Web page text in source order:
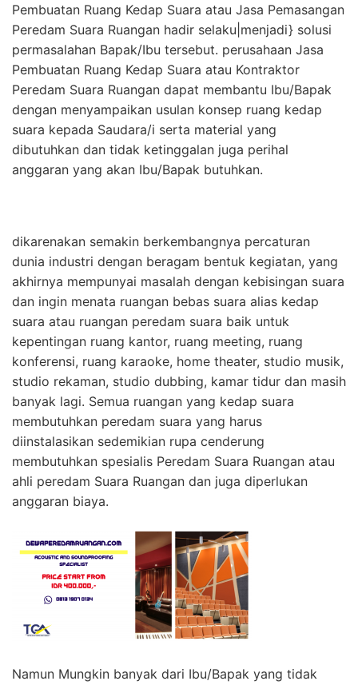
Pembuatan Ruang Kedap Suara atau Jasa Pemasangan
Peredam Suara Ruangan hadir selaku|menjadi} solusi
permasalahan Bapak/Ibu tersebut. perusahaan Jasa
Pembuatan Ruang Kedap Suara atau Kontraktor
Peredam Suara Ruangan dapat membantu Ibu/Bapak
dengan menyampaikan usulan konsep ruang kedap
suara kepada Saudara/i serta material yang
dibutuhkan dan tidak ketinggalan juga perihal
anggaran yang akan Ibu/Bapak butuhkan.
dikarenakan semakin berkembangnya percaturan
dunia industri dengan beragam bentuk kegiatan, yang
akhirnya mempunyai masalah dengan kebisingan suara
dan ingin menata ruangan bebas suara alias kedap
suara atau ruangan peredam suara baik untuk
kepentingan ruang kantor, ruang meeting, ruang
konferensi, ruang karaoke, home theater, studio musik,
studio rekaman, studio dubbing, kamar tidur dan masih
banyak lagi. Semua ruangan yang kedap suara
membutuhkan peredam suara yang harus
diinstalasikan sedemikian rupa cenderung
membutuhkan spesialis Peredam Suara Ruangan atau
ahli peredam Suara Ruangan dan juga diperlukan
anggaran biaya.
Namun Mungkin banyak dari Ibu/Bapak yang tidak